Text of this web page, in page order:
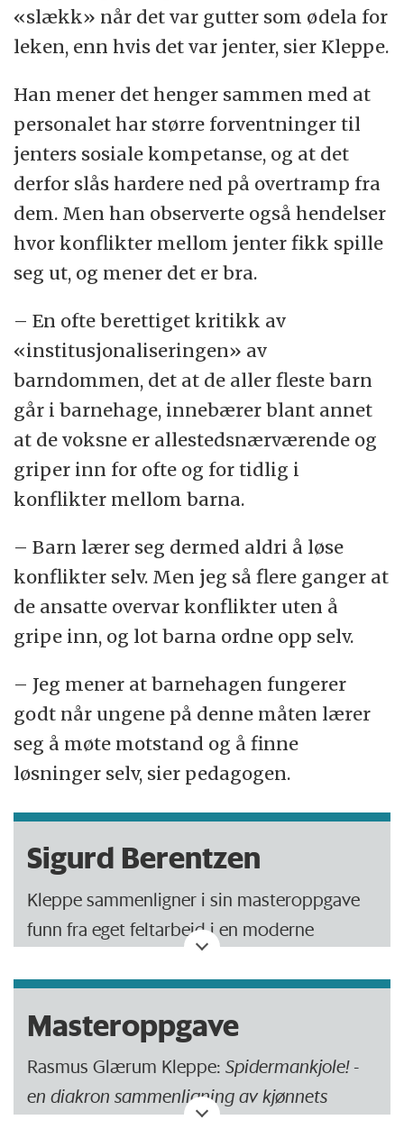
«slækk» når det var gutter som ødela for
leken, enn hvis det var jenter, sier Kleppe.
Han mener det henger sammen med at
personalet har større forventninger til
jenters sosiale kompetanse, og at det
derfor slås hardere ned på overtramp fra
dem. Men han observerte også hendelser
hvor konflikter mellom jenter fikk spille
seg ut, og mener det er bra.
– En ofte berettiget kritikk av
«institusjonaliseringen» av
barndommen, det at de aller fleste barn
går i barnehage, innebærer blant annet
at de voksne er allestedsnærværende og
griper inn for ofte og for tidlig i
konflikter mellom barna.
– Barn lærer seg dermed aldri å løse
konflikter selv. Men jeg så flere ganger at
de ansatte overvar konflikter uten å
gripe inn, og lot barna ordne opp selv.
– Jeg mener at barnehagen fungerer
godt når ungene på denne måten lærer
seg å møte motstand og å finne
løsninger selv, sier pedagogen.
Sigurd Berentzen
Kleppe sammenligner i sin masteroppgave
funn fra eget feltarbeid i en moderne
magisteroppgave fra 1967. Den er utgitt i
skriftserie no. 3, Sosialantropologisk
institutt, Universitet i Bergen, og har navnet
Kjønnskontrasten i barns lek.
Masteroppgave
Rasmus Glærum Kleppe:Spidermankjole! -
en diakron sammenligning av kjønnets